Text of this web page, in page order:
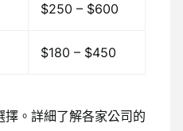
$250 – $600
$180 – $450
。詳細了解各家公司的